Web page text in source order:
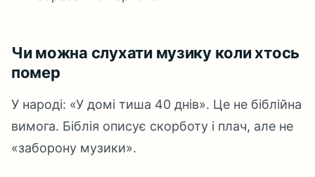
Чи можна слухати музику коли хтось
помер
У народі: «У домі тиша 40 днів». Це не біблійна
вимога. Біблія описує скорботу і плач, але не
«заборону музики».